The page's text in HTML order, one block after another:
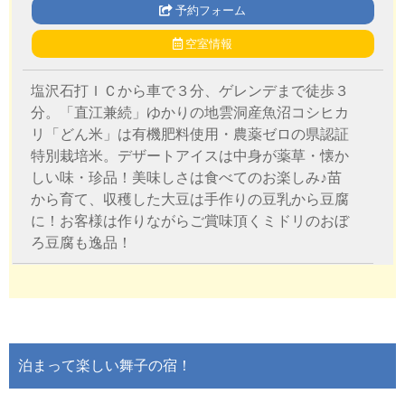
予約フォーム
空室情報
塩沢石打ＩＣから車で３分、ゲレンデまで徒歩３
分。「直江兼続」ゆかりの地雲洞産魚沼コシヒカ
リ「どん米」は有機肥料使用・農薬ゼロの県認証
特別栽培米。デザートアイスは中身が薬草・懐か
しい味・珍品！美味しさは食べてのお楽しみ♪苗
から育て、収穫した大豆は手作りの豆乳から豆腐
に！お客様は作りながらご賞味頂くミドリのおぼ
ろ豆腐も逸品！
泊まって楽しい舞子の宿！